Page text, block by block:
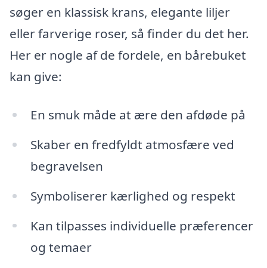
søger en klassisk krans, elegante liljer
eller farverige roser, så finder du det her.
Her er nogle af de fordele, en bårebuket
kan give:
En smuk måde at ære den afdøde på
Skaber en fredfyldt atmosfære ved
begravelsen
Symboliserer kærlighed og respekt
Kan tilpasses individuelle præferencer
og temaer